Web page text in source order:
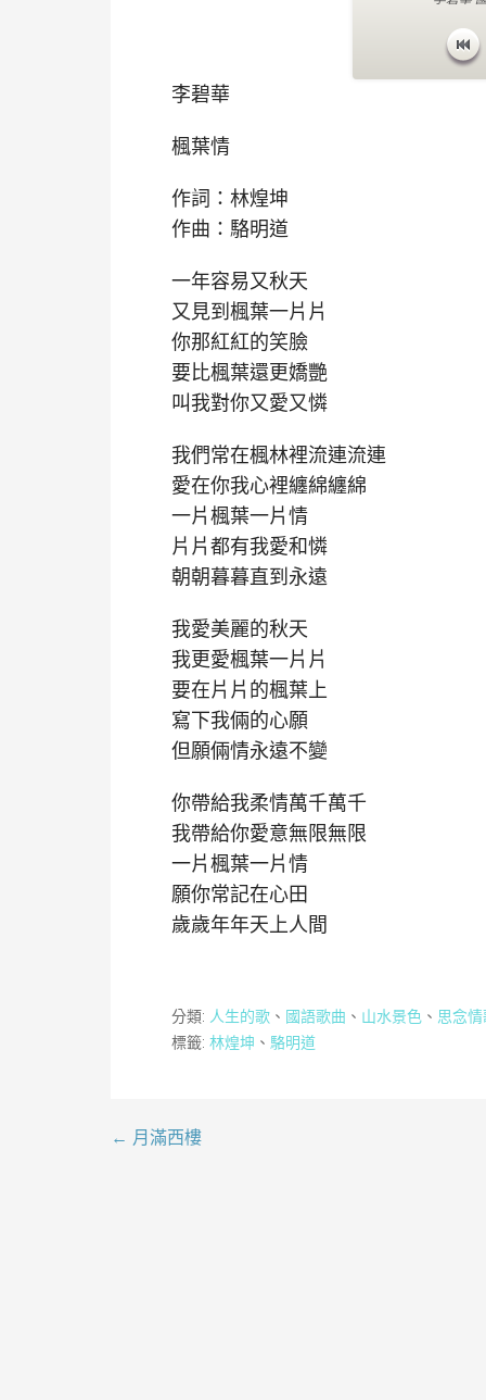
李碧華
楓葉情
作詞：林煌坤
作曲：駱明道
一年容易又秋天
又見到楓葉一片片
你那紅紅的笑臉
要比楓葉還更嬌艷
叫我對你又愛又憐
我們常在楓林裡流連流連
愛在你我心裡纏綿纏綿
一片楓葉一片情
片片都有我愛和憐
朝朝暮暮直到永遠
我愛美麗的秋天
我更愛楓葉一片片
要在片片的楓葉上
寫下我倆的心願
但願倆情永遠不變
你帶給我柔情萬千萬千
我帶給你愛意無限無限
一片楓葉一片情
願你常記在心田
歲歲年年天上人間
分類: 人生的歌 、 國語歌曲 、 山水景色 、 思念情
標籤: 林煌坤 、 駱明道
文
← 月滿西樓